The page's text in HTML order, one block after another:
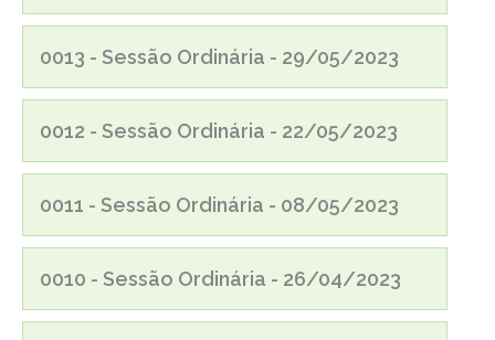
0013 - Sessão Ordinária - 29/05/2023
0012 - Sessão Ordinária - 22/05/2023
0011 - Sessão Ordinária - 08/05/2023
0010 - Sessão Ordinária - 26/04/2023